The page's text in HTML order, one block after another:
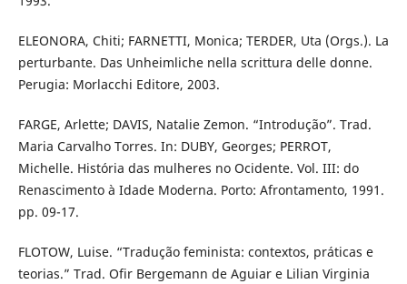
ELEONORA, Chiti; FARNETTI, Monica; TERDER, Uta (Orgs.). La
perturbante. Das Unheimliche nella scrittura delle donne.
Perugia: Morlacchi Editore, 2003.
FARGE, Arlette; DAVIS, Natalie Zemon. “Introdução”. Trad.
Maria Carvalho Torres. In: DUBY, Georges; PERROT,
Michelle. História das mulheres no Ocidente. Vol. III: do
Renascimento à Idade Moderna. Porto: Afrontamento, 1991.
pp. 09-17.
FLOTOW, Luise. “Tradução feminista: contextos, práticas e
teorias.” Trad. Ofir Bergemann de Aguiar e Lilian Virginia